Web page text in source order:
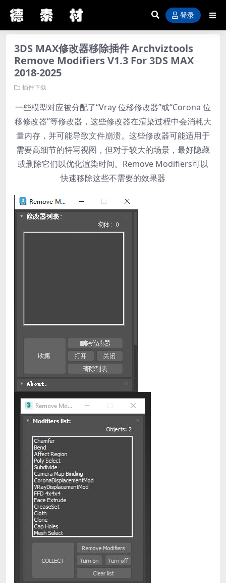
登录
3DS MAX修改器移除插件 Archviztools
Remove Modifiers V1.3 For 3DS MAX
2018-2025
插件下载
一些模型对应被分配了“Vray 位移修改器”或“Corona 位
移修改器”等修改器，这些修改器在渲染过程中会消耗大
量内存，并可能导致文件崩溃。这些修改器可能适用于
需要高细节的特写视图，但对于较大的场景，最好隐藏
或删除它们以优化渲染时间。Remove Modifiers可以
快速移除这些不需要的效果器